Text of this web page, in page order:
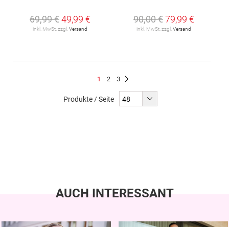
69,99 €49,99 €
inkl. MwSt. zzgl. Versand
90,00 €79,99 €
inkl. MwSt. zzgl. Versand
Du
1 Seite
2 Seite
3
Produkte / Seite
AUCH INTERESSANT